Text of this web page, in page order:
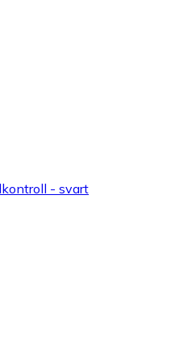
- svart